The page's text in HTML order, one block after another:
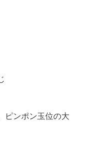
ピンポン玉位の大